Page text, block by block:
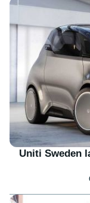
Uniti Sweden